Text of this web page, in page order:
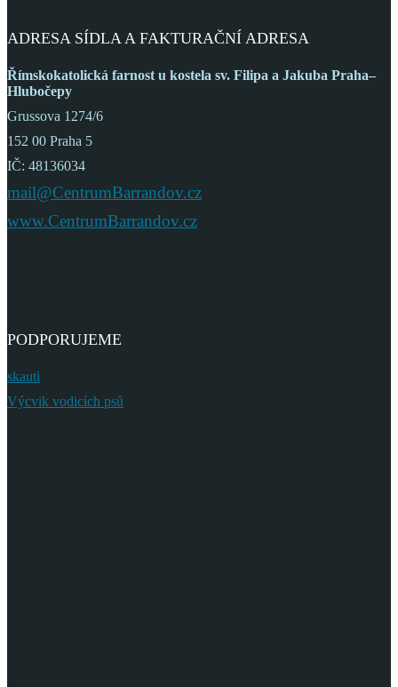
ADRESA SÍDLA A FAKTURAČNÍ ADRESA
Římskokatolická farnost u kostela sv. Filipa a Jakuba Praha–
Hlubočepy
Grussova 1274/6
152 00 Praha 5
IČ: 48136034
mail@CentrumBarrandov.cz
www.CentrumBarrandov.cz
PODPORUJEME
skauti
Výcvik vodicích psů